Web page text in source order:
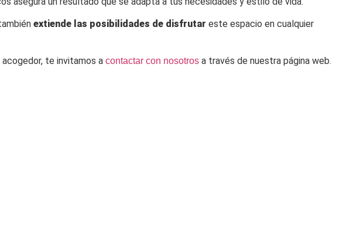
extiende las posibilidades de disfrutar este espacio en cualquier
te invitamos a contactar con nosotros a través de nuestra página web.